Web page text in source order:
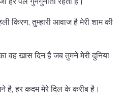
किरण, तुम्हारी आवाज है मेरी शाम की
वह खास दिन है जब तुमने मेरी दुनिया
है, हर कदम मेरे दिल के करीब है।